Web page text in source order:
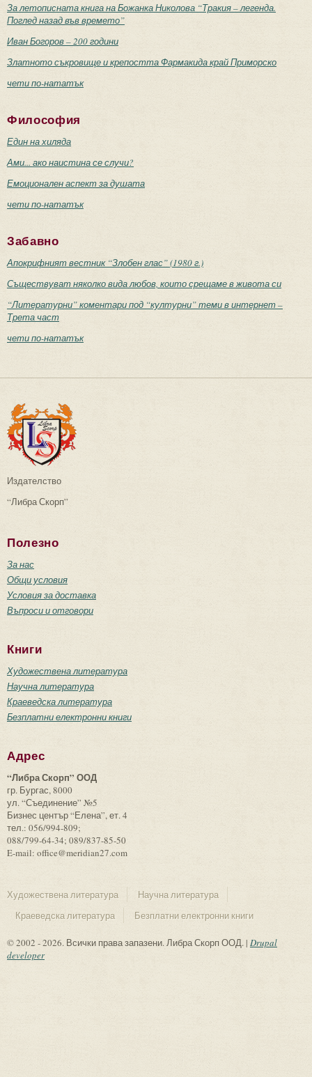
За летописната книга на Божанка Николова “Тракия – легенда.
Поглед назад във времето”
Иван Богоров – 200 години
Златното съкровище и крепостта Фармакида край Приморско
чети по-нататък
Философия
Един на хиляда
Ами... ако наистина се случи?
Емоционален аспект за душата
чети по-нататък
Забавно
Апокрифният вестник “Злобен глас” (1980 г.)
Съществуват няколко вида любов, които срещаме в живота си
“Литературни” коментари под “културни” теми в интернет –
Трета част
чети по-нататък
Издателство
“Либра Скорп”
Полезно
За нас
Общи условия
Условия за доставка
Въпроси и отговори
Книги
Художествена литература
Научна литература
Краеведска литература
Безплатни електронни книги
Адрес
“Либра Скорп” ООД
гр. Бургас, 8000
ул. “Съединение” №5
Бизнес център “Елена”, ет. 4
тел.: 056/994-809;
088/799-64-34; 089/837-85-50
E-mail: office@meridian27.com
Художествена литература
Научна литература
Краеведска литература
Безплатни електронни книги
© 2002 - 2026. Всички права запазени. Либра Скорп ООД. | Drupal
developer